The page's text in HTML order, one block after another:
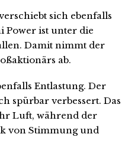
sich ebenfalls
Power ist unter die
Damit nimmt der
ab.
Entlastung. Der
spürbar verbessert. Das
Luft, während der
von Stimmung und